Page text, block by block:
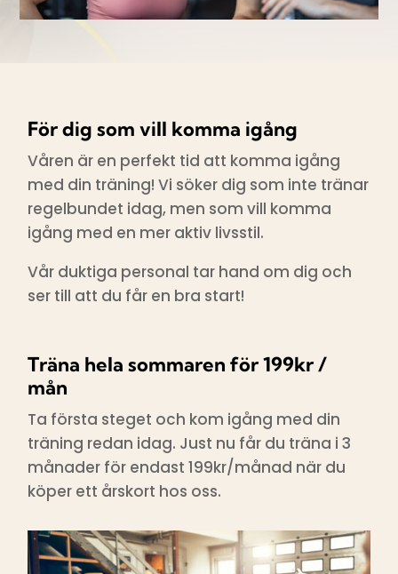
För dig som vill komma igång
Våren är en perfekt tid att komma igång
med din träning! Vi söker dig som inte tränar
regelbundet idag, men som vill komma
igång med en mer aktiv livsstil.
Vår duktiga personal tar hand om dig och
ser till att du får en bra start!
Träna hela sommaren för 199kr /
mån
Ta första steget och kom igång med din
träning redan idag. Just nu får du träna i 3
månader för endast 199kr/månad när du
köper ett årskort hos oss.